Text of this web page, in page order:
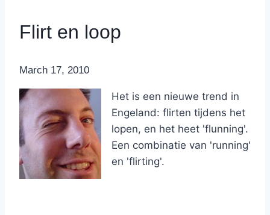
Flirt en loop
ByNicole
March 17, 2010
Het is een nieuwe trend in
Engeland: flirten tijdens het
lopen, en het heet 'flunning'.
Een combinatie van 'running'
en 'flirting'.